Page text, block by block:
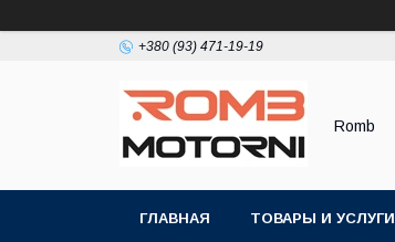
+380 (93) 471-19-19
Romb
ГЛАВНАЯ ТОВАРЫ И УСЛУГИ